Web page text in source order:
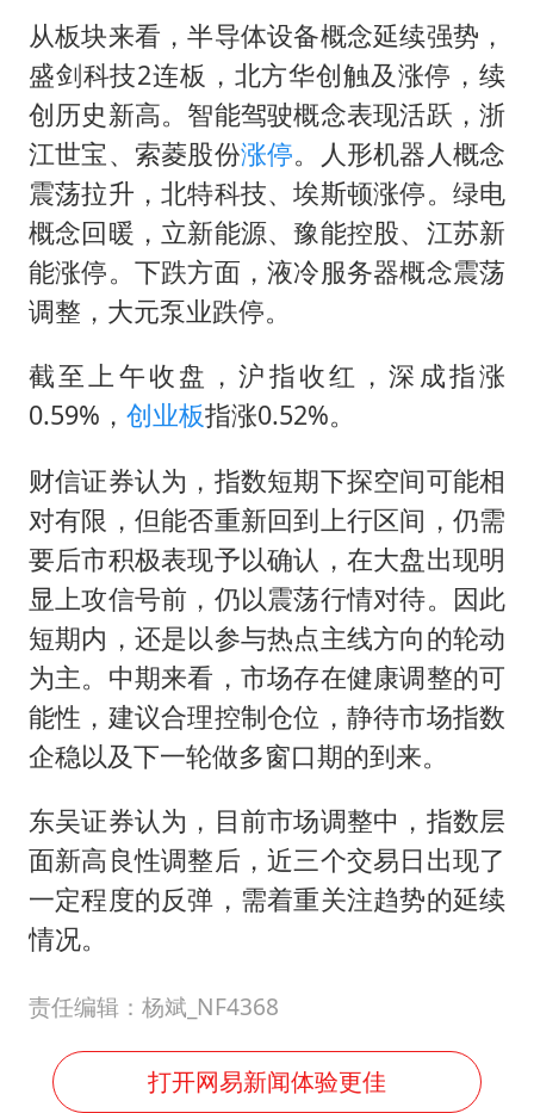
百花奖开幕式
国乒男单横滨冠军赛全军覆没
胡彦斌获《歌手2026》歌王
东航：国内客票提前14天免费退改
38岁演员求职万岁山NPC成功
“今天得有40℃了吧 为啥还不预警”
夯实基础开新局
从板块来看，半导体设备概念延续强势，
盛剑科技2连板，北方华创触及涨停，续
创历史新高。智能驾驶概念表现活跃，浙
江世宝、索菱股份涨停。人形机器人概念
震荡拉升，北特科技、埃斯顿涨停。绿电
概念回暖，立新能源、豫能控股、江苏新
能涨停。下跌方面，液冷服务器概念震荡
调整，大元泵业跌停。
截至上午收盘，沪指收红，深成指涨
0.59%， 创业板指涨0.52%。
财信证券认为，指数短期下探空间可能相
对有限，但能否重新回到上行区间，仍需
要后市积极表现予以确认，在大盘出现明
显上攻信号前，仍以震荡行情对待。因此
短期内，还是以参与热点主线方向的轮动
为主。中期来看，市场存在健康调整的可
能性，建议合理控制仓位，静待市场指数
企稳以及下一轮做多窗口期的到来。
东吴证券认为，目前市场调整中，指数层
面新高良性调整后，近三个交易日出现了
一定程度的反弹，需着重关注趋势的延续
情况。
责任编辑：杨斌_NF4368
打开网易新闻体验更佳